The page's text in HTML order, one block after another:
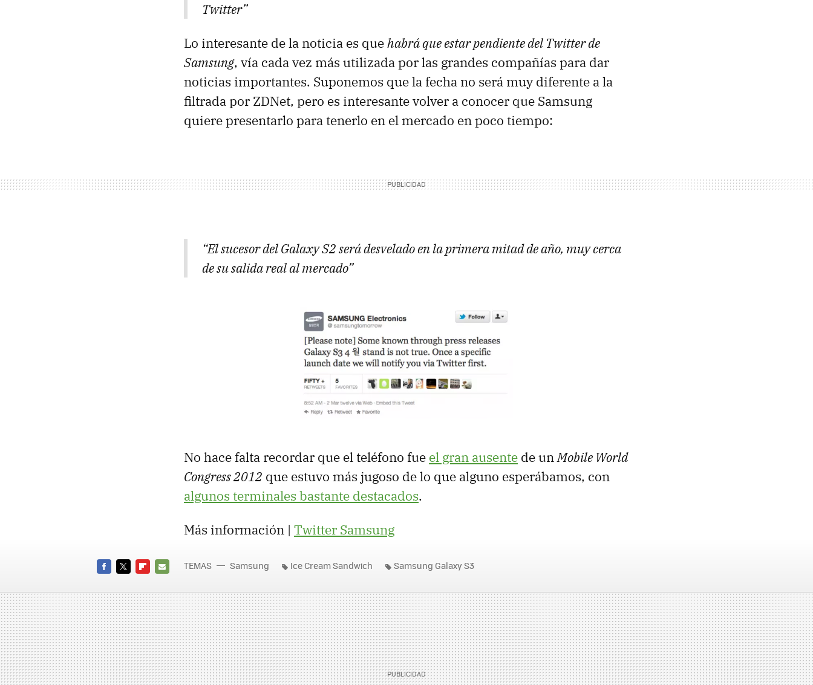
Twitter”
Lo interesante de la noticia es quehabrá que estar pendiente del Twitter de
Samsung, vía cada vez más utilizada por las grandes compañías para dar
noticias importantes. Suponemos que la fecha no será muy diferente a la
filtrada por ZDNet, pero es interesante volver a conocer que Samsung
quiere presentarlo para tenerlo en el mercado en poco tiempo:
“El sucesor del Galaxy S2 será desvelado en la primera mitad de año, muy cerca
de su salida real al mercado”
No hace falta recordar que el teléfono fue el gran ausente de unMobile World
Congress 2012 que estuvo más jugoso de lo que alguno esperábamos, con
algunos terminales bastante destacados.
Más información | Twitter Samsung
MAIL
TEMAS Samsung Ice Cream Sandwich Samsung Galaxy S3